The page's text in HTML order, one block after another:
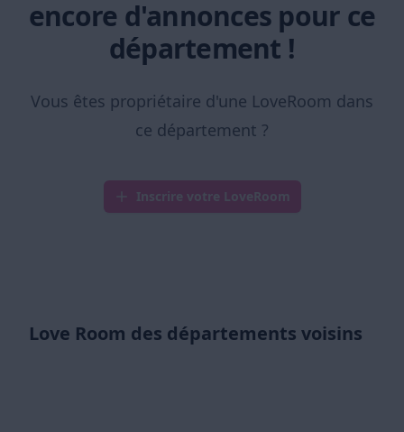
encore d'annonces pour ce
département !
Vous êtes propriétaire d'une LoveRoom dans
ce département ?
Inscrire votre LoveRoom
Love Room des départements voisins